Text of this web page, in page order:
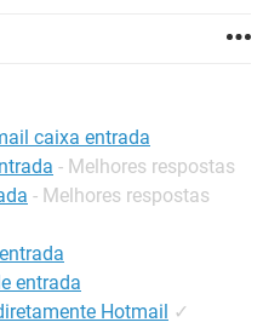
caixa entrada
- Melhores respostas
- Melhores respostas
entrada
Hotmail ✓